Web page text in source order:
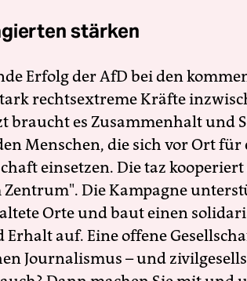
stärken
Erfolg der AfD bei den
rechtsextreme Kräfte
braucht es Zusammenhalt und
Menschen, die sich vor Ort für
einsetzen. Die taz
Die Kampagne
Orte und baut einen
Erhalt auf. Eine offene
Journalismus – und